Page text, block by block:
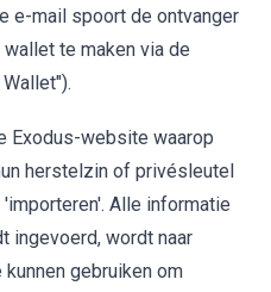
e-mail spoort de ontvanger
te maken via de
Exodus-website waarop
herstelzin of privésleutel
Alle informatie
ingevoerd, wordt naar
gebruiken om